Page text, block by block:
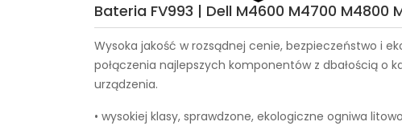
Bateria FV993 | Dell M4600 M4700 M4800
Wysoka jakość w rozsądnej cenie, bezpieczeństwo i
połączenia najlepszych komponentów z dbałością o
urządzenia.
• wysokiej klasy, sprawdzone, ekologiczne ogniwa